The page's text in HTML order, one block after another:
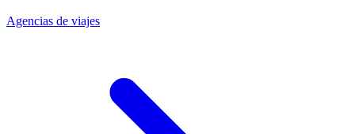
Agencias de viajes